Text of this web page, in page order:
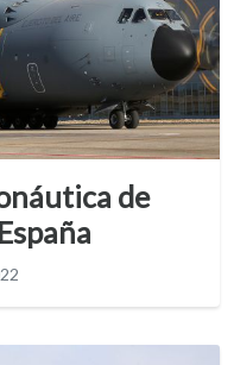
de